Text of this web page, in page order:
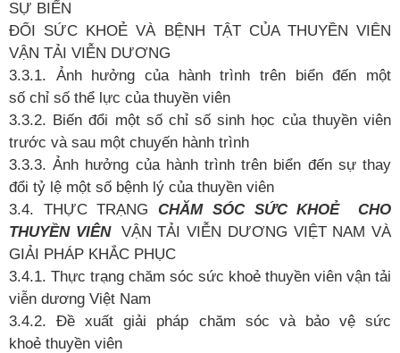
SỰ BIẾN
ĐỔI SỨC KHOẺ VÀ BỆNH TẬT CỦA THUYỀN VIÊN
VẬN TẢI VIỄN DƯƠNG
3.3.1. Ảnh hưởng của hành trình trên biển đến một
số chỉ số thể lực của thuyền viên
3.3.2. Biến đổi một số chỉ số sinh học của thuyền viên
trước và sau một chuyến hành trình
3.3.3. Ảnh hưởng của hành trình trên biển đến sự thay
đổi tỷ lệ một số bệnh lý của thuyền viên
3.4. THỰC TRẠNG
CHĂM SÓC SỨC KHOẺ
CHO
THUYỀN VIÊN
VẬN TẢI VIỄN DƯƠNG VIỆT NAM VÀ
GIẢI PHÁP KHẮC PHỤC
3.4.1. Thực trạng chăm sóc sức khoẻ thuyền viên vận tải
viễn dương Việt Nam
3.4.2. Đề xuất giải pháp chăm sóc và bảo vệ sức
khoẻ thuyền viên